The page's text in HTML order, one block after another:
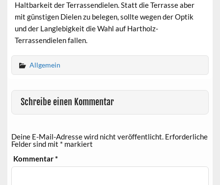
Haltbarkeit der Terrassendielen. Statt die Terrasse aber
mit günstigen Dielen zu belegen, sollte wegen der Optik
und der Langlebigkeit die Wahl auf Hartholz-
Terrassendielen fallen.
Allgemein
Schreibe einen Kommentar
Deine E-Mail-Adresse wird nicht veröffentlicht. Erforderliche
Felder sind mit * markiert
Kommentar*